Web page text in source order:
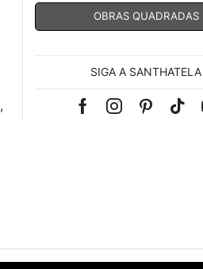
,
OBRAS QUADRADAS
SIGA A SANTHATELA
FacebookInstagram